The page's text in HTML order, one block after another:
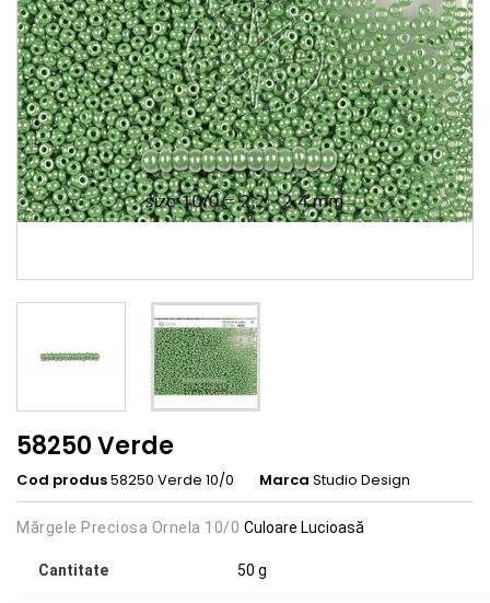
58250 Verde
Cod produs58250 Verde 10/0 Marca Studio Design
Mărgele Preciosa Ornela 10/0 Culoare Lucioasă
Cantitate 50 g